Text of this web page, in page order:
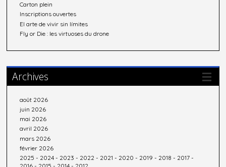
Carton plein
Inscriptions ouvertes
El arte de vivir sin límites
Fly or Die : les virtuoses du drone
Archives
août 2026
juin 2026
mai 2026
avril 2026
mars 2026
février 2026
2025 - 2024 - 2023 - 2022 - 2021 - 2020 - 2019 - 2018 - 2017 -